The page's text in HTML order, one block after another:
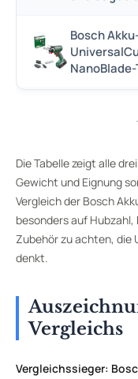
Bosch
Die Tabelle zeigt alle
Gewicht und Eignung
Vergleich der Bosch
besonders auf
Zubehör zu achten, die
denkt.
Vergleichs
Vergleichssieger: